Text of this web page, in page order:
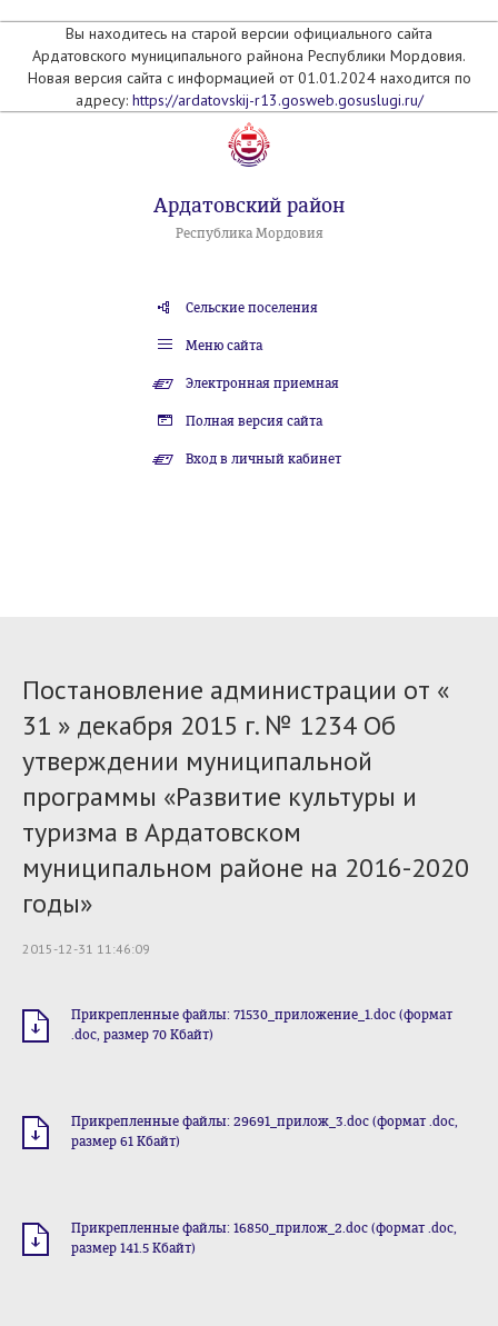
Вы находитесь на старой версии официального сайта
Ардатовского муниципального райнона Республики Мордовия.
Новая версия сайта с информацией от 01.01.2024 находится по
адресу: https://ardatovskij-r13.gosweb.gosuslugi.ru/
Ардатовский район
Республика Мордовия
Сельские поселения
Меню сайта
Электронная приемная
Полная версия сайта
Вход в личный кабинет
Постановление администрации от «
31 » декабря 2015 г. № 1234 Об
утверждении муниципальной
программы «Развитие культуры и
туризма в Ардатовском
муниципальном районе на 2016-2020
годы»
2015-12-31 11:46:09
Прикрепленные файлы: 71530_приложение_1.doc (формат
.doc, размер 70 Кбайт)
Прикрепленные файлы: 29691_прилож_3.doc (формат .doc,
размер 61 Кбайт)
Прикрепленные файлы: 16850_прилож_2.doc (формат .doc,
размер 141.5 Кбайт)